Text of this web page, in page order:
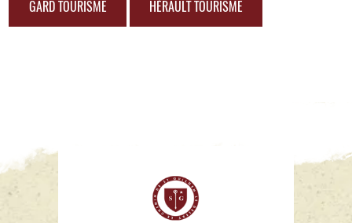
GARD TOURISME HÉRAULT TOURISME